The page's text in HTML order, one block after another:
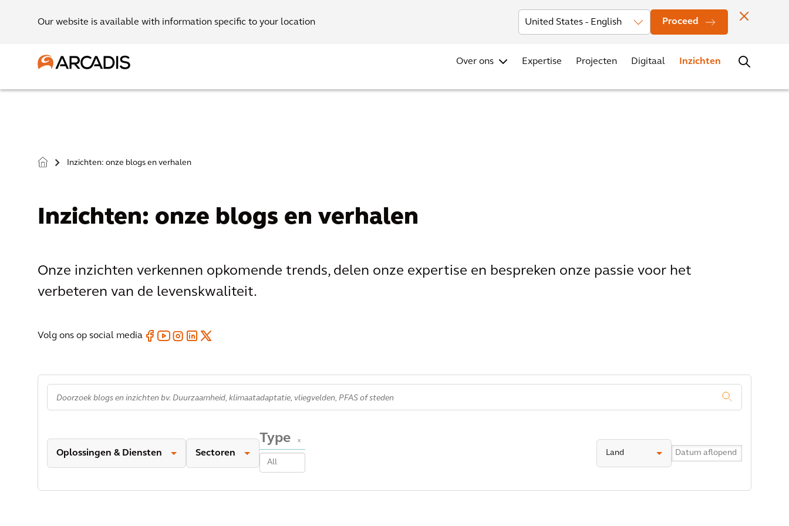
Our website is available with information specific to your location Proceed
Investors Nieuws Evenementen Vestigingen Contact
Over ons Expertise Projecten Digitaal Inzichten
> Inzichten: onze blogs en verhalen
Inzichten: onze blogs en verhalen
Onze inzichten verkennen opkomende trends, delen onze expertise en bespreken onze passie voor het
verbeteren van de levenskwaliteit.
Volg ons op social media
Oplossingen & Diensten Sectoren
Type x
Land